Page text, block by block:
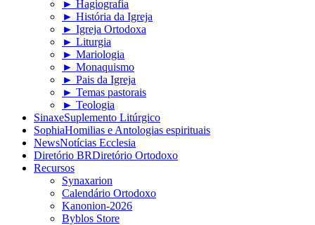
► Hagiografia
► História da Igreja
► Igreja Ortodoxa
► Liturgia
► Mariologia
► Monaquismo
► Pais da Igreja
► Temas pastorais
► Teologia
SinaxeSuplemento Litúrgico
SophiaHomilias e Antologias espirituais
NewsNotícias Ecclesia
Diretório BRDiretório Ortodoxo
Recursos
Synaxarion
Calendário Ortodoxo
Kanonion-2026
Byblos Store